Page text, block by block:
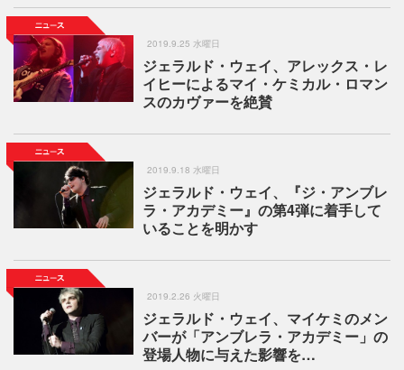
2019.9.25 水曜日
ジェラルド・ウェイ、アレックス・レ
イヒーによるマイ・ケミカル・ロマン
スのカヴァーを絶賛
2019.9.18 水曜日
ジェラルド・ウェイ、『ジ・アンブレ
ラ・アカデミー』の第4弾に着手して
いることを明かす
2019.2.26 火曜日
ジェラルド・ウェイ、マイケミのメン
バーが「アンブレラ・アカデミー」の
登場人物に与えた影響を…